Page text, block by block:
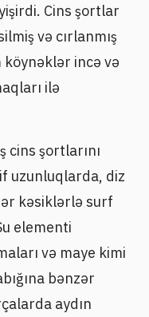
Cins şortlar
və cırlanmış
incə və
ilə
cins şortlarını
uzunluqlarda, diz
kəsiklərlə surf
elementi
və maye kimi
bənzər
aydın